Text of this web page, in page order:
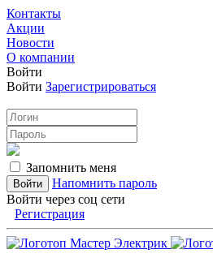
Контакты
Акции
Новости
О компании
Войти
Войти Зарегистрироваться
Запомнить меня
Напомнить пароль
Войти через соц сети
Регистрация